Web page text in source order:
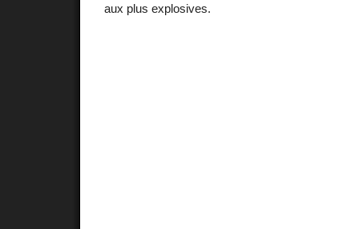
aux plus explosives.